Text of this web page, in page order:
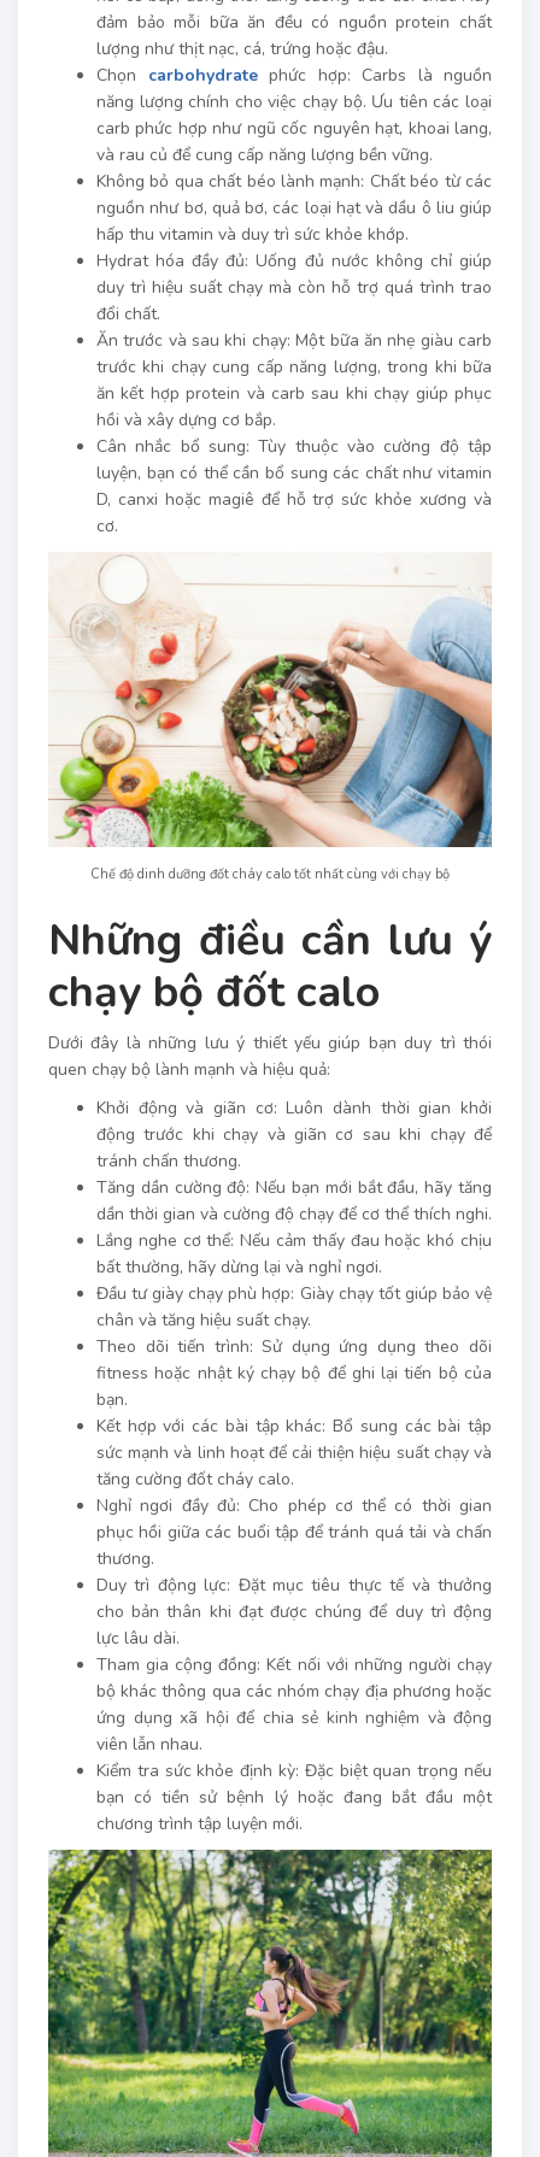
đảm bảo mỗi bữa ăn đều có nguồn protein chất
lượng như thịt nạc, cá, trứng hoặc đậu.
Chọn carbohydratephức hợp: Carbs là nguồn
năng lượng chính cho việc chạy bộ. Ưu tiên các loại
carb phức hợp như ngũ cốc nguyên hạt, khoai lang,
và rau củ để cung cấp năng lượng bền vững.
Không bỏ qua chất béo lành mạnh: Chất béo từ các
nguồn như bơ, quả bơ, các loại hạt và dầu ô liu giúp
hấp thu vitamin và duy trì sức khỏe khớp.
Hydrat hóa đầy đủ: Uống đủ nước không chỉ giúp
duy trì hiệu suất chạy mà còn hỗ trợ quá trình trao
đổi chất.
Ăn trước và sau khi chạy: Một bữa ăn nhẹ giàu carb
trước khi chạy cung cấp năng lượng, trong khi bữa
ăn kết hợp protein và carb sau khi chạy giúp phục
hồi và xây dựng cơ bắp.
Cân nhắc bổ sung: Tùy thuộc vào cường độ tập
luyện, bạn có thể cần bổ sung các chất như vitamin
D, canxi hoặc magiê để hỗ trợ sức khỏe xương và
cơ.
Chế độ dinh dưỡng đốt cháy calo tốt nhất cùng với chạy bộ
Những điều cần lưu ý
chạy bộ đốt calo
Dưới đây là những lưu ý thiết yếu giúp bạn duy trì thói
quen chạy bộ lành mạnh và hiệu quả:
Khởi động và giãn cơ: Luôn dành thời gian khởi
động trước khi chạy và giãn cơ sau khi chạy để
tránh chấn thương.
Tăng dần cường độ: Nếu bạn mới bắt đầu, hãy tăng
dần thời gian và cường độ chạy để cơ thể thích nghi.
Lắng nghe cơ thể: Nếu cảm thấy đau hoặc khó chịu
bất thường, hãy dừng lại và nghỉ ngơi.
Đầu tư giày chạy phù hợp: Giày chạy tốt giúp bảo vệ
chân và tăng hiệu suất chạy.
Theo dõi tiến trình: Sử dụng ứng dụng theo dõi
fitness hoặc nhật ký chạy bộ để ghi lại tiến bộ của
bạn.
Kết hợp với các bài tập khác: Bổ sung các bài tập
sức mạnh và linh hoạt để cải thiện hiệu suất chạy và
tăng cường đốt cháy calo.
Nghỉ ngơi đầy đủ: Cho phép cơ thể có thời gian
phục hồi giữa các buổi tập để tránh quá tải và chấn
thương.
Duy trì động lực: Đặt mục tiêu thực tế và thưởng
cho bản thân khi đạt được chúng để duy trì động
lực lâu dài.
Tham gia cộng đồng: Kết nối với những người chạy
bộ khác thông qua các nhóm chạy địa phương hoặc
ứng dụng xã hội để chia sẻ kinh nghiệm và động
viên lẫn nhau.
Kiểm tra sức khỏe định kỳ: Đặc biệt quan trọng nếu
bạn có tiền sử bệnh lý hoặc đang bắt đầu một
chương trình tập luyện mới.